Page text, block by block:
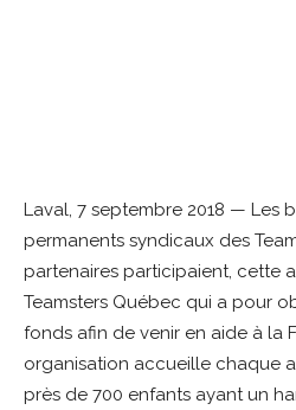
Laval, 7 septembre 2018 — Les
permanents syndicaux des
partenaires participaient, cette
Teamsters Québec qui a pour
fonds afin de venir en aide à la
organisation accueille chaque
près de 700 enfants ayant un